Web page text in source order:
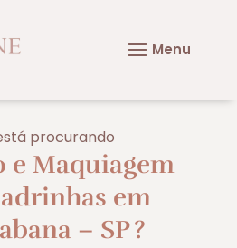
procurando
e Maquiagem
em
– SP?